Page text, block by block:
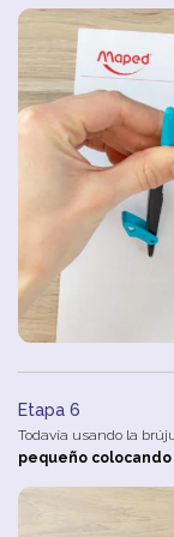
Etapa 6
Todavía usando la
pequeño colocando